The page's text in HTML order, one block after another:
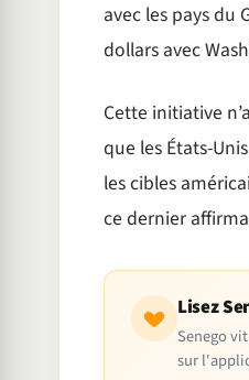
avec les pays du
dollars avec
Cette initiative
que les États-
les cibles
ce dernier
Lisez
Senego
sur